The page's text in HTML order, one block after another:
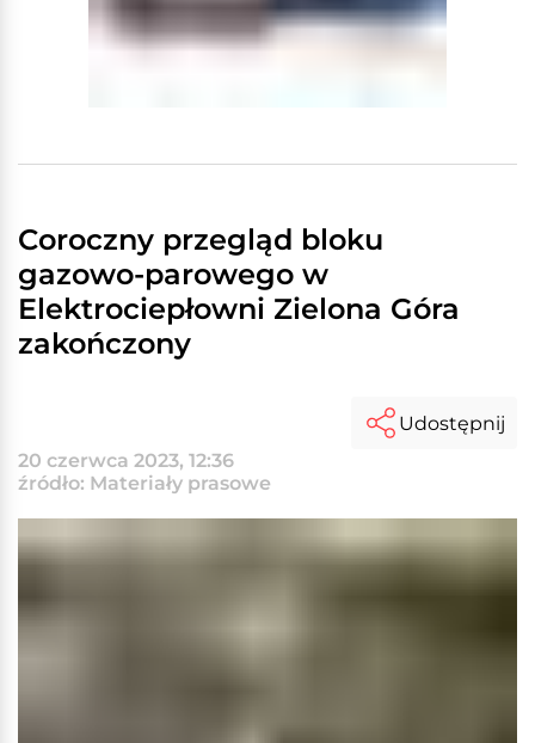
Coroczny przegląd bloku
gazowo-parowego w
Elektrociepłowni Zielona Góra
zakończony
20 czerwca 2023, 12:36
źródło: Materiały prasowe
Udostępnij